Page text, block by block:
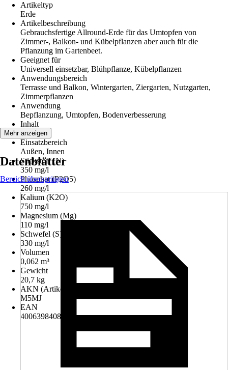
Artikeltyp
Erde
Artikelbeschreibung
Gebrauchsfertige Allround-Erde für das Umtopfen von
Zimmer-, Balkon- und Kübelpflanzen aber auch für die
Pflanzung im Gartenbeet.
Geeignet für
Universell einsetzbar, Blühpflanze, Kübelpflanzen
Anwendungsbereich
Terrasse und Balkon, Wintergarten, Ziergarten, Nutzgarten,
Zimmerpflanzen
Anwendung
Bepflanzung, Umtopfen, Bodenverbesserung
Inhalt
62,5 l
Einsatzbereich
Außen, Innen
Stickstoff (N)
350 mg/l
Phosphat (P2O5)
260 mg/l
Kalium (K2O)
750 mg/l
Magnesium (Mg)
110 mg/l
Schwefel (S)
330 mg/l
Volumen
0,062 m³
Gewicht
20,7 kg
AKN (Artikelkurznummer)
M5MJ
EAN
4006398408158
Mehr anzeigen
Datenblätter
Bereich überspringen